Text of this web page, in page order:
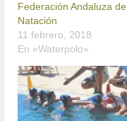
Federación Andaluza de
Natación
11 febrero, 2018
En «Waterpolo»